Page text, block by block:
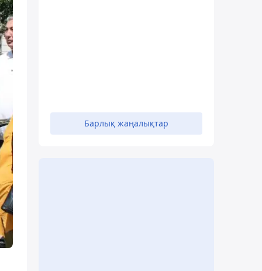
Барлық жаңалықтар